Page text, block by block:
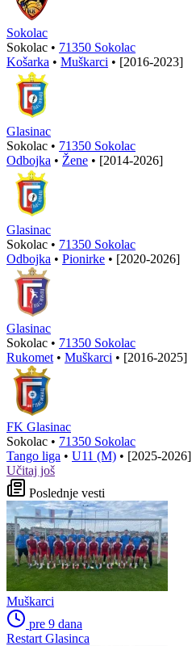
Sokolac
Sokolac • 71350 Sokolac
Košarka • Muškarci • [2016-2023]
Glasinac
Sokolac • 71350 Sokolac
Odbojka • Žene • [2014-2026]
Glasinac
Sokolac • 71350 Sokolac
Odbojka • Pionirke • [2020-2026]
Glasinac
Sokolac • 71350 Sokolac
Rukomet • Muškarci • [2016-2025]
FK Glasinac
Sokolac • 71350 Sokolac
Tango liga • U11 (M) • [2025-2026]
Učitaj još
Poslednje vesti
Muškarci
pre 9 dana
Restart Glasinca